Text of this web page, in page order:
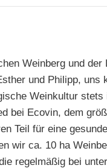
Weinberg und
und Philipp,
Weinkultur
bei Ecovin, dem
Teil für eine
wir ca. 10 ha
regelmäßig bei